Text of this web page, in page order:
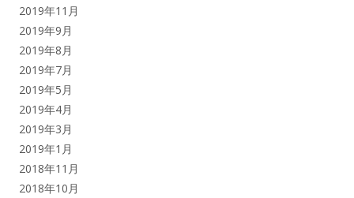
2019年11月
2019年9月
2019年8月
2019年7月
2019年5月
2019年4月
2019年3月
2019年1月
2018年11月
2018年10月